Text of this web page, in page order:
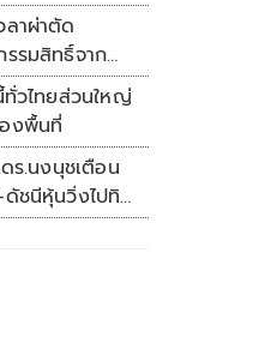
าผ่าตัด
รมสิทธิ์จาก
วไทยส่วนใหญ่
งพื้นที่
ร.นงนุชเตือน
ชนีหุ้นวิ่งไปทิศ